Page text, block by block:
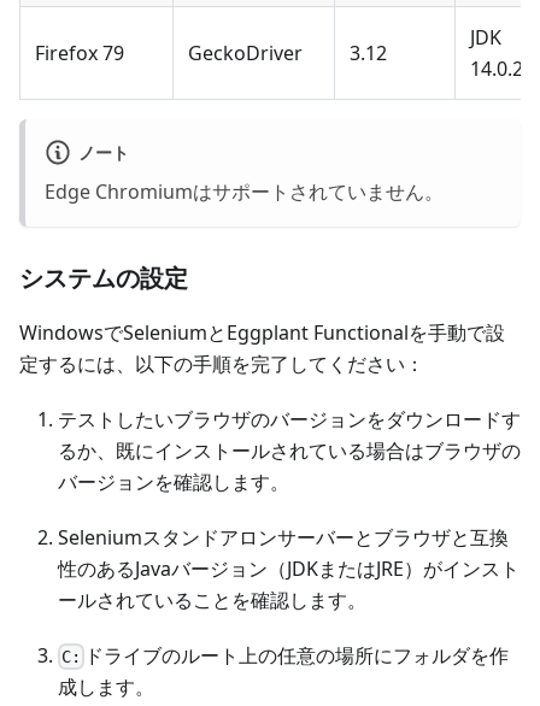
Firefox 79 GeckoDriver 3.12
JDK
14.0.2
ノート
Edge Chromiumはサポートされていません。
システムの設定
WindowsでSeleniumとEggplant Functionalを手動で設
定するには、以下の手順を完了してください：
テストしたいブラウザのバージョンをダウンロードす
るか、既にインストールされている場合はブラウザの
バージョンを確認します。
Seleniumスタンドアロンサーバーとブラウザと互換
性のあるJavaバージョン（JDKまたはJRE）がインスト
ールされていることを確認します。
C:
ドライブのルート上の任意の場所にフォルダを作
成します。